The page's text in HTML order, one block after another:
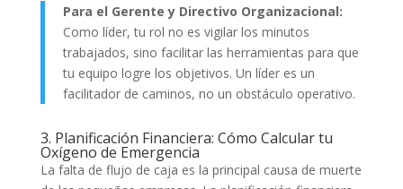
Para el Gerente y Directivo Organizacional:
Como líder, tu rol no es vigilar los minutos
trabajados, sino facilitar las herramientas para que
tu equipo logre los objetivos. Un líder es un
facilitador de caminos, no un obstáculo operativo.
3. Planificación Financiera: Cómo Calcular tu
Oxígeno de Emergencia
La falta de flujo de caja es la principal causa de muerte